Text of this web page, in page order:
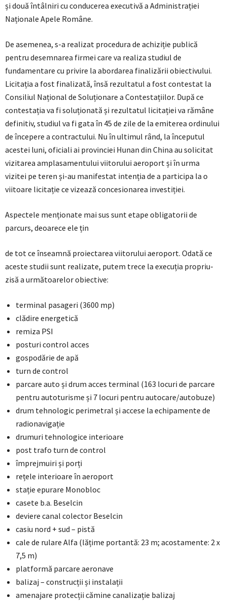
și două întâlniri cu conducerea executivă a Administrației
Naționale Apele Române.
De asemenea, s-a realizat procedura de achiziție publică
pentru desemnarea firmei care va realiza studiul de
fundamentare cu privire la abordarea finalizării obiectivului.
Licitația a fost finalizată, însă rezultatul a fost contestat la
Consiliul Național de Soluționare a Contestațiilor. După ce
contestația va fi soluționată și rezultatul licitației va rămâne
definitiv, studiul va fi gata în 45 de zile de la emiterea ordinului
de începere a contractului. Nu în ultimul rând, la începutul
acestei luni, oficiali ai provinciei Hunan din China au solicitat
vizitarea amplasamentului viitorului aeroport și în urma
vizitei pe teren și-au manifestat intenția de a participa la o
viitoare licitație ce vizează concesionarea investiției.
Aspectele menționate mai sus sunt etape obligatorii de
parcurs, deoarece ele țin
de tot ce înseamnă proiectarea viitorului aeroport. Odată ce
aceste studii sunt realizate, putem trece la execuția propriu-
zisă a următoarelor obiective:
terminal pasageri (3600 mp)
clădire energetică
remiza PSI
posturi control acces
gospodărie de apă
turn de control
parcare auto și drum acces terminal (163 locuri de parcare
pentru autoturisme și 7 locuri pentru autocare/autobuze)
drum tehnologic perimetral și accese la echipamente de
radionavigație
drumuri tehnologice interioare
post trafo turn de control
împrejmuiri și porți
rețele interioare în aeroport
stație epurare Monobloc
casete b.a. Beselcin
deviere canal colector Beselcin
casiu nord + sud – pistă
cale de rulare Alfa (lățime portantă: 23 m; acostamente: 2 x
7,5 m)
platformă parcare aeronave
balizaj – construcții și instalații
amenajare protecții cămine canalizație balizaj